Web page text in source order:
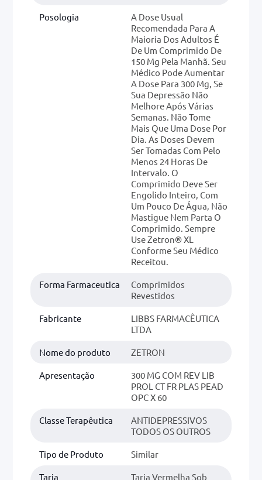
Posologia
A Dose Usual
Recomendada Para A
Maioria Dos Adultos É
De Um Comprimido De
150 Mg Pela Manhã. Seu
Médico Pode Aumentar
A Dose Para 300 Mg, Se
Sua Depressão Não
Melhore Após Várias
Semanas. Não Tome
Mais Que Uma Dose Por
Dia. As Doses Devem
Ser Tomadas Com Pelo
Menos 24 Horas De
Intervalo. O
Comprimido Deve Ser
Engolido Inteiro, Com
Um Pouco De Água, Não
Mastigue Nem Parta O
Comprimido. Sempre
Use Zetron® XL
Conforme Seu Médico
Receitou.
Forma Farmaceutica
Comprimidos
Revestidos
Fabricante
LIBBS FARMACÊUTICA
LTDA
Nome do produto ZETRON
Apresentação
300 MG COM REV LIB
PROL CT FR PLAS PEAD
OPC X 60
Classe Terapêutica
ANTIDEPRESSIVOS
TODOS OS OUTROS
Tipo de Produto Similar
Tarja Tarja Vermelha Sob